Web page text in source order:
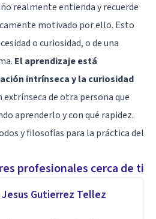
realmente entienda y recuerde
motivado por ello. Esto
o curiosidad, o de una
El aprendizaje está
intrínseca y la curiosidad
de otra persona que
aprenderlo y con qué rapidez.
y filosofías para la práctica del
profesionales cerca de ti
Jesus Gutierrez Tellez